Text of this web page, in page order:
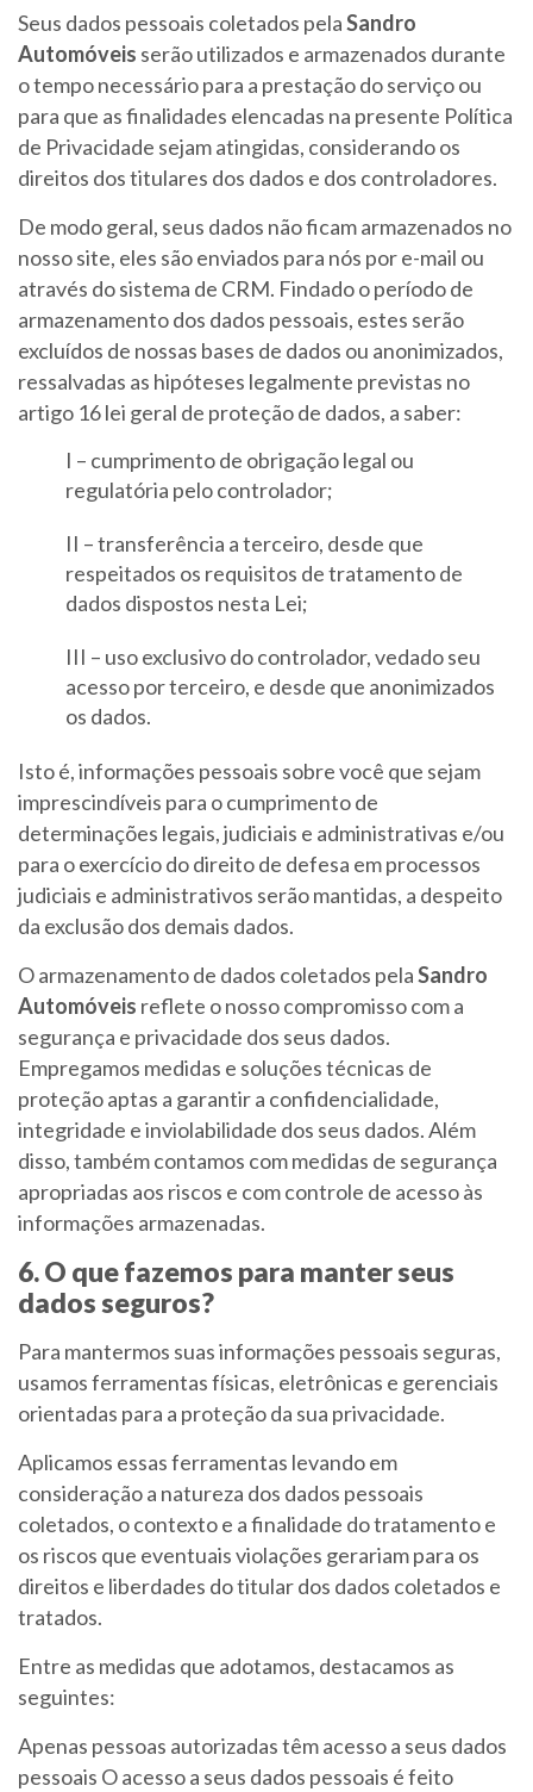
Seus dados pessoais coletados pelaSandro
Automóveis serão utilizados e armazenados durante
o tempo necessário para a prestação do serviço ou
para que as finalidades elencadas na presente Política
de Privacidade sejam atingidas, considerando os
direitos dos titulares dos dados e dos controladores.
De modo geral, seus dados não ficam armazenados no
nosso site, eles são enviados para nós por e-mail ou
através do sistema de CRM. Findado o período de
armazenamento dos dados pessoais, estes serão
excluídos de nossas bases de dados ou anonimizados,
ressalvadas as hipóteses legalmente previstas no
artigo 16 lei geral de proteção de dados, a saber:
I – cumprimento de obrigação legal ou
regulatória pelo controlador;
II – transferência a terceiro, desde que
respeitados os requisitos de tratamento de
dados dispostos nesta Lei;
III – uso exclusivo do controlador, vedado seu
acesso por terceiro, e desde que anonimizados
os dados.
Isto é, informações pessoais sobre você que sejam
imprescindíveis para o cumprimento de
determinações legais, judiciais e administrativas e/ou
para o exercício do direito de defesa em processos
judiciais e administrativos serão mantidas, a despeito
da exclusão dos demais dados.
O armazenamento de dados coletados pelaSandro
Automóveis reflete o nosso compromisso com a
segurança e privacidade dos seus dados.
Empregamos medidas e soluções técnicas de
proteção aptas a garantir a confidencialidade,
integridade e inviolabilidade dos seus dados. Além
disso, também contamos com medidas de segurança
apropriadas aos riscos e com controle de acesso às
informações armazenadas.
6. O que fazemos para manter seus
dados seguros?
Para mantermos suas informações pessoais seguras,
usamos ferramentas físicas, eletrônicas e gerenciais
orientadas para a proteção da sua privacidade.
Aplicamos essas ferramentas levando em
consideração a natureza dos dados pessoais
coletados, o contexto e a finalidade do tratamento e
os riscos que eventuais violações gerariam para os
direitos e liberdades do titular dos dados coletados e
tratados.
Entre as medidas que adotamos, destacamos as
seguintes:
Apenas pessoas autorizadas têm acesso a seus dados
pessoais O acesso a seus dados pessoais é feito